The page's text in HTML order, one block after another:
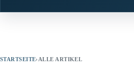
STARTSEITE› ALLE ARTIKEL